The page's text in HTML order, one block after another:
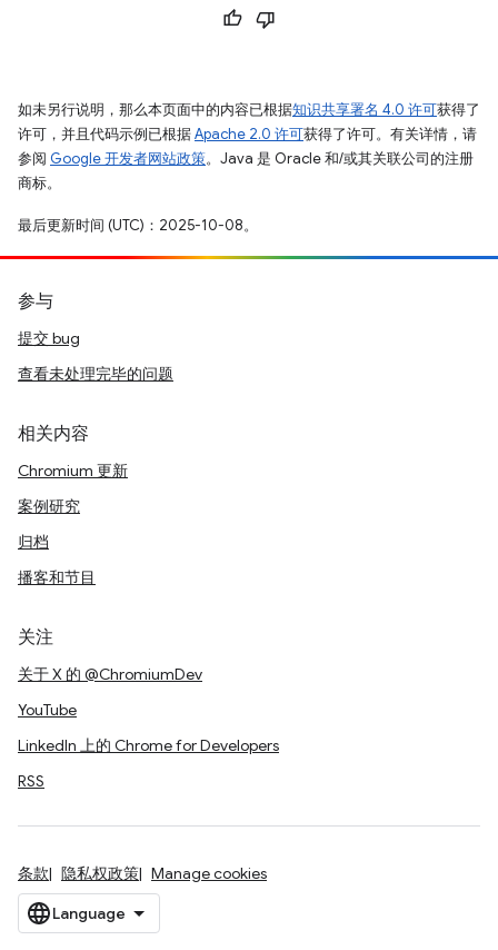
如未另行说明，那么本页面中的内容已根据知识共享署名 4.0 许可获得了
许可，并且代码示例已根据Apache 2.0 许可获得了许可。有关详情，请
参阅 Google 开发者网站政策。Java 是 Oracle 和/或其关联公司的注册
商标。
最后更新时间 (UTC)：2025-10-08。
参与
提交 bug
查看未处理完毕的问题
相关内容
Chromium 更新
案例研究
归档
播客和节目
关注
关于 X 的 @ChromiumDev
YouTube
LinkedIn 上的 Chrome for Developers
RSS
条款 隐私权政策 Manage cookies